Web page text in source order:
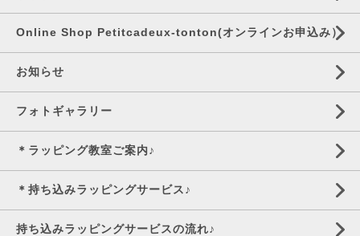
Online Shop Petitcadeux-tonton(オンラインお申込み）
お知らせ
フォトギャラリー
＊ラッピング教室ご案内♪
＊持ち込みラッピングサービス♪
持ち込みラッピングサービスの流れ♪